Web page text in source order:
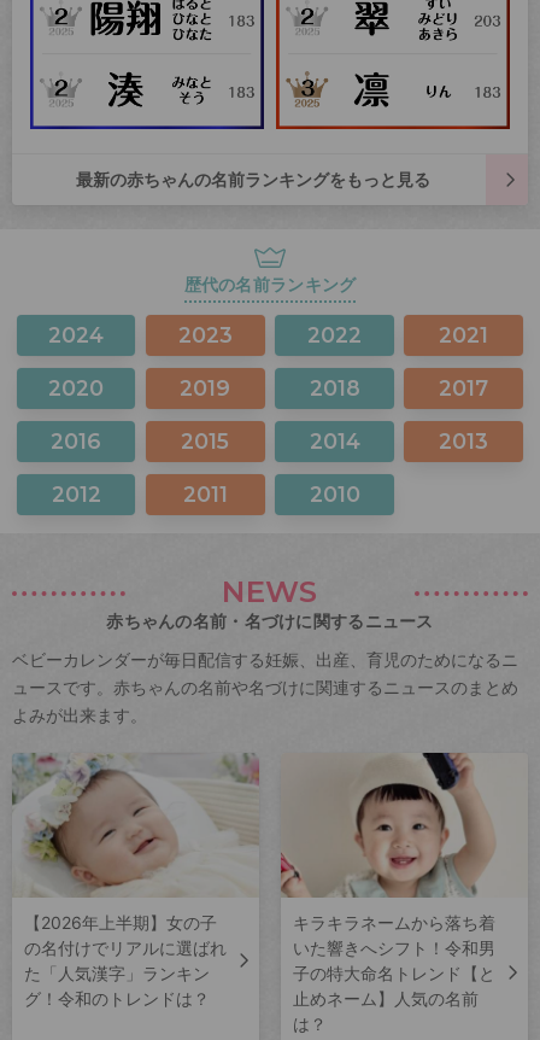
最新の赤ちゃんの名前ランキングをもっと見る
歴代の名前ランキング
2024 2023 2022 2021
2020 2019 2018 2017
2016 2015 2014 2013
2012 2011 2010
NEWS
赤ちゃんの名前・名づけに関するニュース
ベビーカレンダーが毎日配信する妊娠、出産、育児のためになるニ
ュースです。赤ちゃんの名前や名づけに関連するニュースのまとめ
よみが出来ます。
【2026年上半期】女の子
の名付けでリアルに選ばれ
た「人気漢字」ランキン
グ！令和のトレンドは？
キラキラネームから落ち着
いた響きへシフト！令和男
子の特大命名トレンド【と
止めネーム】人気の名前
は？